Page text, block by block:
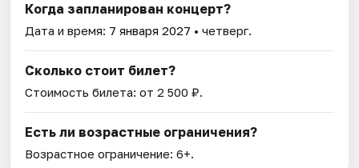
Когда запланирован концерт?
Дата и время: 7 января 2027 • четверг.
Сколько стоит билет?
Стоимость билета: от 2 500 ₽.
Есть ли возрастные ограничения?
Возрастное ограничение: 6+.